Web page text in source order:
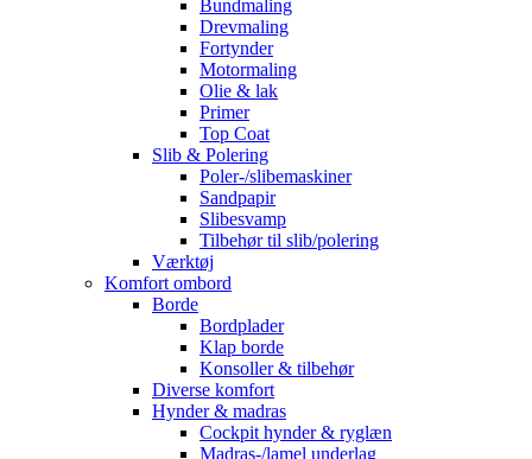
Bundmaling
Drevmaling
Fortynder
Motormaling
Olie & lak
Primer
Top Coat
Slib & Polering
Poler-/slibemaskiner
Sandpapir
Slibesvamp
Tilbehør til slib/polering
Værktøj
Komfort ombord
Borde
Bordplader
Klap borde
Konsoller & tilbehør
Diverse komfort
Hynder & madras
Cockpit hynder & ryglæn
Madras-/lamel underlag